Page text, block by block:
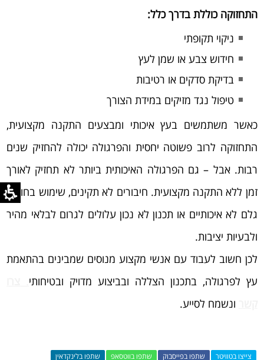
התחזוקה כוללת בדרך כלל:
ניקוי תקופתי
חידוש צבע או שמן לעץ
בדיקת סדקים או רטיבות
טיפול נגד מזיקים במידת הצורך
כאשר משתמשים בעץ איכותי ומבצעים התקנה מקצועית,
התחזוקה לרוב פשוטה יחסית והפרגולה יכולה להחזיק שנים
רבות. אבל – גם הפרגולה האיכותית ביותר לא תחזיק לאורך
זמן ללא התקנה מקצועית. חיבורים לא תקינים, שימוש בחומרי
גלם לא איכותיים או תכנון לא נכון עלולים לגרום לבלאי מהיר
ולבעיות יציבות.
לכן חשוב לעבוד עם אנשי מקצוע מנוסים שמבינים בהתאמת
עץ לפרגולה, בתכנון הצללה ובביצוע מדויק ובטיחותי
ונשמח לסייע.
צייצו בטוויטר שתפו בפייסבוק שתפו בווטסאפ שתפו בלינקדאין